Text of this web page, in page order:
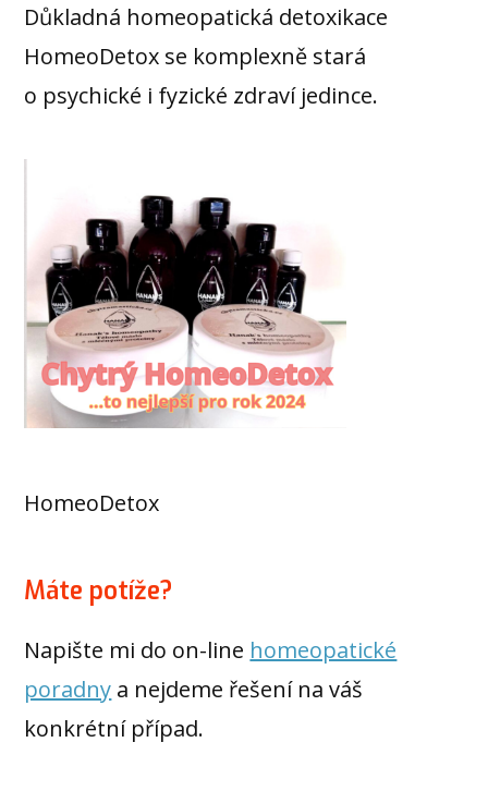
Důkladná homeopatická detoxikace
HomeoDetox se komplexně stará
o psychické i fyzické zdraví jedince.
HomeoDetox
Máte potíže?
Napište mi do on-line homeopatické
poradny a nejdeme řešení na váš
konkrétní případ.